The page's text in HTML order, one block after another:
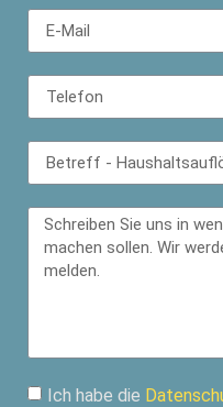
Ich habe die